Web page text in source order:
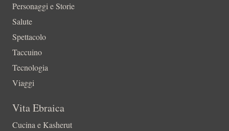
Personaggi e Storie
Salute
Spettacolo
Taccuino
Tecnologia
Viaggi
Vita Ebraica
Cucina e Kasherut